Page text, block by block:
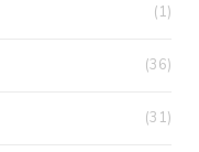
(1)
(36)
(31)